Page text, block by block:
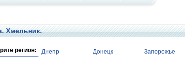
Хмельник.
регион:
Днепр Донецк Запорожье